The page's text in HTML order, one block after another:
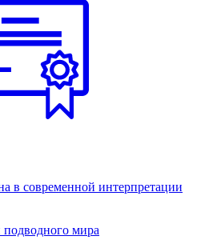
в современной интерпретации
мира